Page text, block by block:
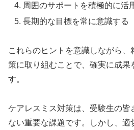
周囲のサポートを積極的に活
長期的な目標を常に意識する
これらのヒントを意識しながら
策に取り組むことで、確実に成果
す。
ケアレスミス対策は、受験生の皆
ない重要な課題です。しかし、適